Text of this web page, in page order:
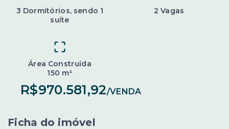
3 Dormitórios, sendo 1
suíte
2 Vagas
Área Construída
150 m²
R$970.581,92/VENDA
Ficha do imóvel